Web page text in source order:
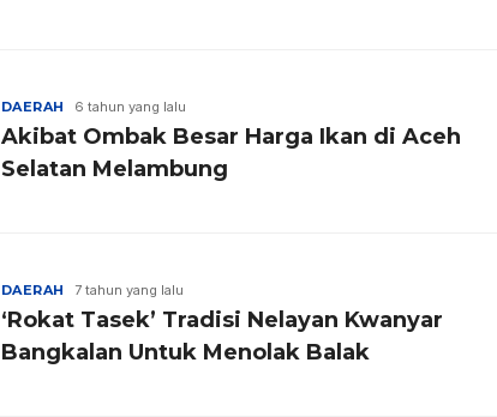
DAERAH 6 tahun yang lalu
Akibat Ombak Besar Harga Ikan di Aceh
Selatan Melambung
DAERAH 7 tahun yang lalu
‘Rokat Tasek’ Tradisi Nelayan Kwanyar
Bangkalan Untuk Menolak Balak